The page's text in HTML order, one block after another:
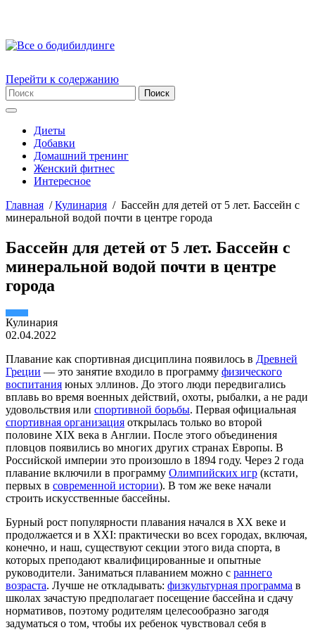
Перейти к содержанию
Диеты
Добавки
Домашний тренинг
Женский фитнес
Интересное
Главная /Кулинария / Бассейн для детей от 5 лет. Бассейн с
минеральной водой почти в центре города
Бассейн для детей от 5 лет. Бассейн с
минеральной водой почти в центре
города
Кулинария
02.04.2022
Плавание как спортивная дисциплина появилось в Древней
Греции — это занятие входило в программу физического
воспитания юных эллинов. До этого люди передвигались
вплавь во время военных действий, охоты, рыбалки, а не ради
удовольствия или спортивной борьбы. Первая официальная
спортивная организация открылась только во второй
половине XIX века в Англии. После этого объединения
пловцов появились во многих других странах Европы. В
Российской империи это произошло в 1894 году. Через 2 года
плавание включили в программу Олимпийских игр (кстати,
первых в современной истории). В том же веке начали
строить искусственные бассейны.
Бурный рост популярности плавания начался в XX веке и
продолжается и в XXI: практически во всех городах, включая,
конечно, и наш, существуют секции этого вида спорта, в
которых преподают квалифицированные и опытные
руководители. Заниматься плаванием можно с раннего
возраста. Лучше не откладывать: физкультурная программа в
школах зачастую предполагает посещение бассейна и сдачу
нормативов, поэтому родителям целесообразно загодя
задуматься о том, чтобы их ребенок чувствовал себя в